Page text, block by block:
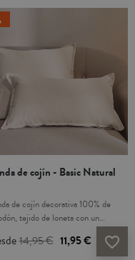
favorite_border
de cojín - Basic Natural
de cojín decorativa 100% de
tejido de loneta con un
Pestaña decorativa en 3
14,95 € 11,95 €